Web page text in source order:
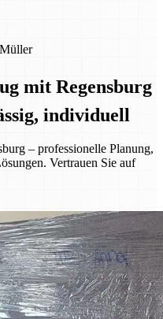
mit Regensburg
individuell
– professionelle Planung,
Vertrauen Sie auf